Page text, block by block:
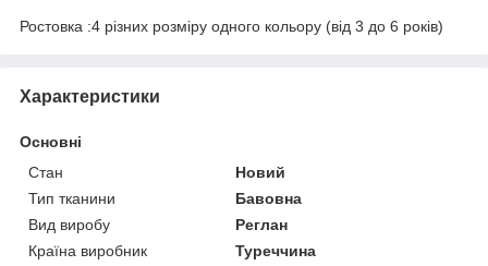
Ростовка :4 різних розміру одного кольору (від 3 до 6 років)
Характеристики
Основні
Стан
Новий
Тип тканини
Бавовна
Вид виробу
Реглан
Країна виробник
Туреччина